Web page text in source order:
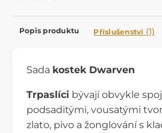
Popis produktu Příslušenství (1)
Sada kostek Dwarven
Trpaslíci bývají obvykle
podsaditými, vousatými
zlato, pivo a žonglování s